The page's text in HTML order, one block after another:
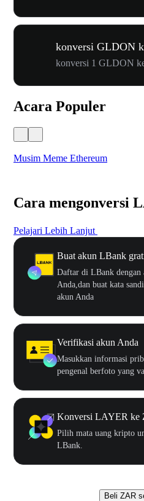
konversi GLDON
konversi 1 GLDON
Acara Populer
Musim Meme Ethereum
Cara mengonversi
Pelajari Lebih Lanjut
Buat akun LBank
Daftar di LBank dengan
Anda,dan buat kata
akun Anda
Verifikasi akun Anda
Masukkan informasi
pengenal berfoto yang
Konversi LAYER ke
Pilih mata uang kripto
LBank.
Beli ZAR